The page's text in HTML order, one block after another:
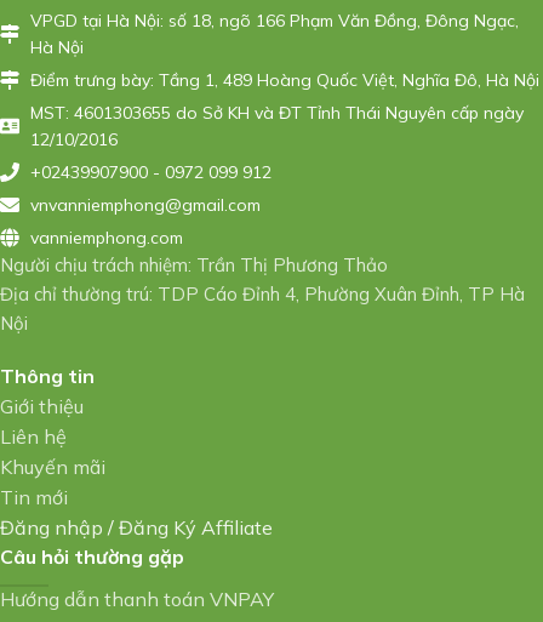
VPGD tại Hà Nội: số 18, ngõ 166 Phạm Văn Đồng, Đông Ngạc,
Hà Nội
Điểm trưng bày: Tầng 1, 489 Hoàng Quốc Việt, Nghĩa Đô, Hà Nội
MST: 4601303655 do Sở KH và ĐT Tỉnh Thái Nguyên cấp ngày
12/10/2016
+02439907900 - 0972 099 912
vnvanniemphong@gmail.com
vanniemphong.com
Người chịu trách nhiệm: Trần Thị Phương Thảo
Địa chỉ thường trú: TDP Cáo Đỉnh 4, Phường Xuân Đỉnh, TP Hà
Nội
Thông tin
Giới thiệu
Liên hệ
Khuyến mãi
Tin mới
Đăng nhập / Đăng Ký Affiliate
Câu hỏi thường gặp
Hướng dẫn thanh toán VNPAY